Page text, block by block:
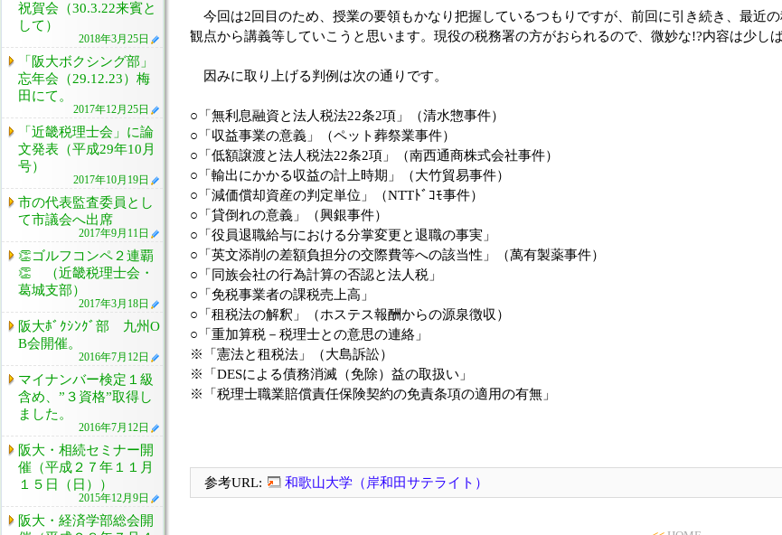
祝賀会（30.3.22来賓と
して）
2018年3月25日
「阪大ボクシング部」
忘年会（29.12.23）梅
田にて。
2017年12月25日
「近畿税理士会」に論
文発表（平成29年10月
号）
2017年10月19日
市の代表監査委員とし
て市議会へ出席
2017年9月11日
👏ゴルフコンペ２連覇
👏 （近畿税理士会・
葛城支部）
2017年3月18日
阪大ﾎﾞｸｼﾝｸﾞ部 九州O
B会開催。
2016年7月12日
マイナンバー検定１級
含め、”３資格”取得し
ました。
2016年7月12日
阪大・相続セミナー開
催（平成２７年１１月
１５日（日））
2015年12月9日
阪大・経済学部総会開
今回は2回目のため、授業の要領もかなり把握しているつもりですが、前回に引き続き、最近
観点から講義等していこうと思います。現役の税務署の方がおられるので、微妙な!?内容は少し
因みに取り上げる判例は次の通りです。
○「無利息融資と法人税法22条2項」（清水惣事件）
○「収益事業の意義」（ペット葬祭業事件）
○「低額譲渡と法人税法22条2項」（南西通商株式会社事件）
○「輸出にかかる収益の計上時期」（大竹貿易事件）
○「減価償却資産の判定単位」（NTTﾄﾞｺﾓ事件）
○「貸倒れの意義」（興銀事件）
○「役員退職給与における分掌変更と退職の事実」
○「英文添削の差額負担分の交際費等への該当性」（萬有製薬事件）
○「同族会社の行為計算の否認と法人税」
○「免税事業者の課税売上高」
○「租税法の解釈」（ホステス報酬からの源泉徴収）
○「重加算税－税理士との意思の連絡」
※「憲法と租税法」（大島訴訟）
※「DESによる債務消滅（免除）益の取扱い」
※「税理士職業賠償責任保険契約の免責条項の適用の有無」
参考URL: 和歌山大学（岸和田サテライト）